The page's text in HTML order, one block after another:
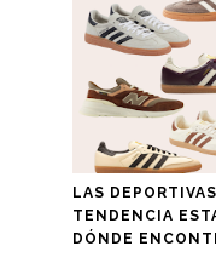
LAS
TENDENCIA
DÓNDE